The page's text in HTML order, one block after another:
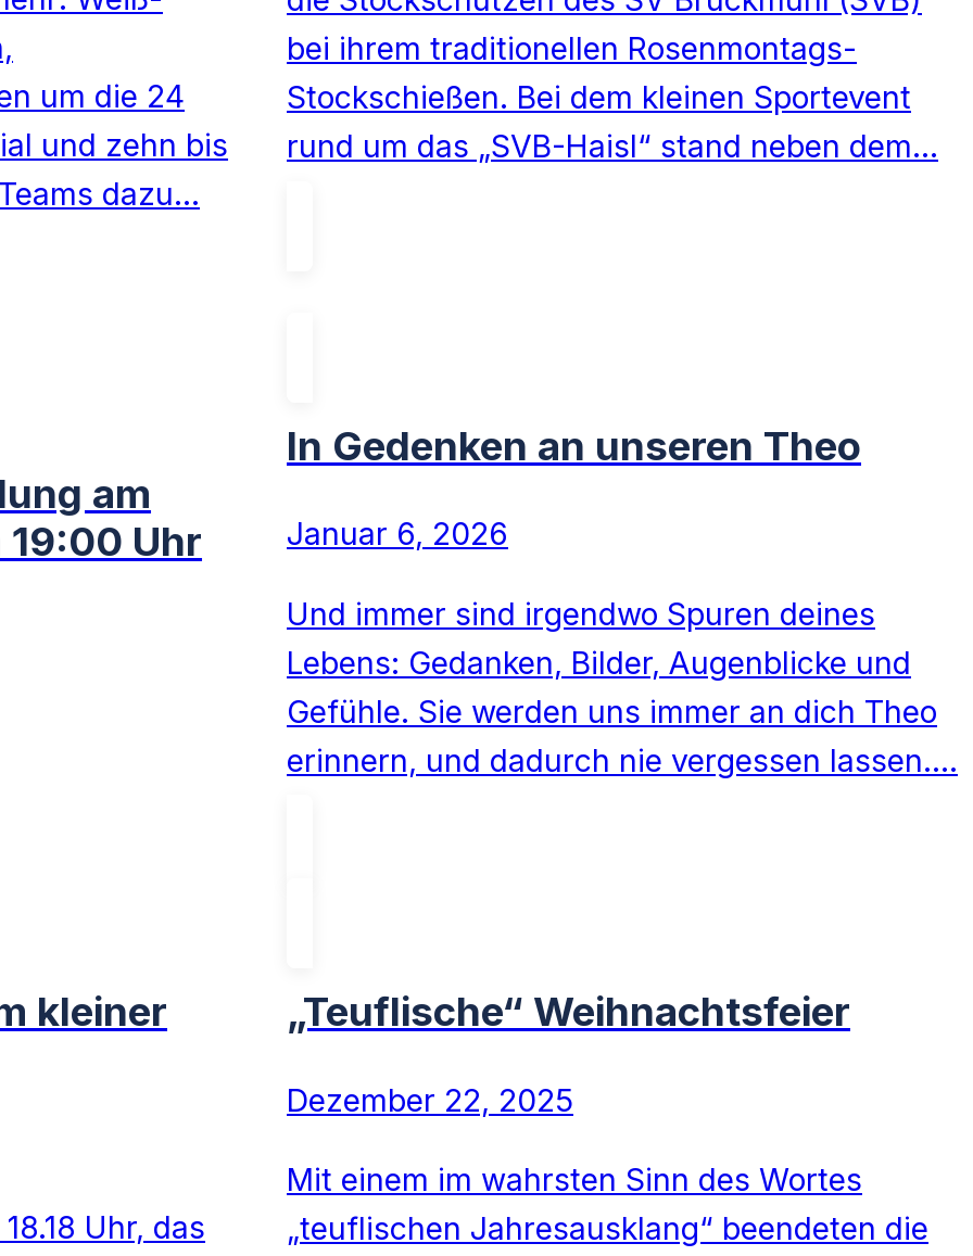
um die 24
und zehn bis
dazu…
bei ihrem traditionellen Rosenmontags-
Stockschießen. Bei dem kleinen Sportevent
rund um das „SVB-Haisl“ stand neben dem…
am
Uhr
In Gedenken an unseren Theo
Januar 6, 2026
Und immer sind irgendwo Spuren deines
Lebens: Gedanken, Bilder, Augenblicke und
Gefühle. Sie werden uns immer an dich Theo
erinnern, und dadurch nie vergessen lassen.…
kleiner
Uhr, das
„Teuflische“ Weihnachtsfeier
Dezember 22, 2025
Mit einem im wahrsten Sinn des Wortes
„teuflischen Jahresausklang“ beendeten die